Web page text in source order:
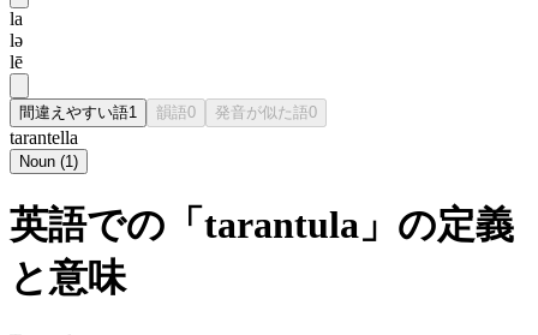
la
lə
lē
間違えやすい語1 韻語0 発音が似た語0
tarantella
Noun (1)
英語での「tarantula」の定義
と意味